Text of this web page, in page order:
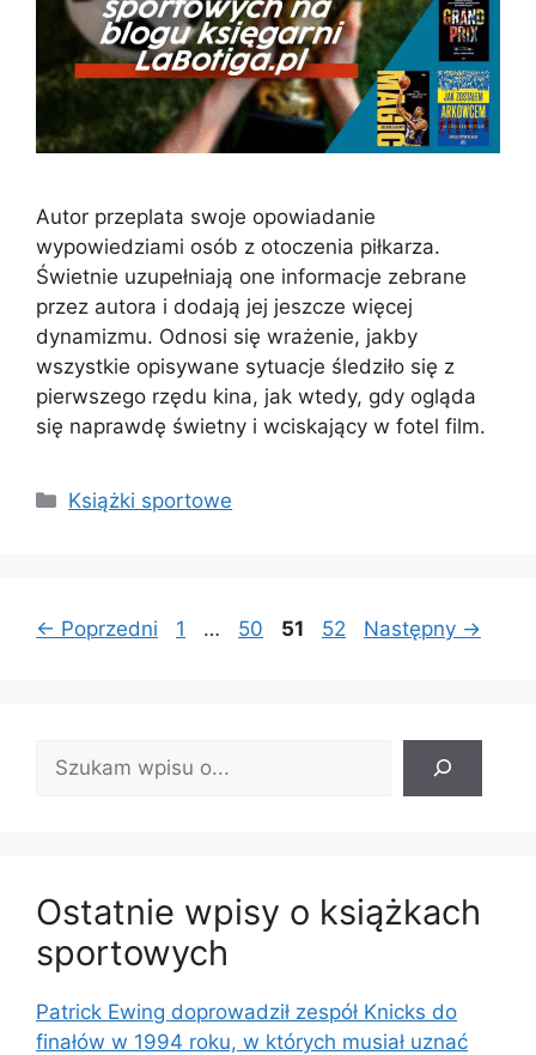
Autor przeplata swoje opowiadanie
wypowiedziami osób z otoczenia piłkarza.
Świetnie uzupełniają one informacje zebrane
przez autora i dodają jej jeszcze więcej
dynamizmu. Odnosi się wrażenie, jakby
wszystkie opisywane sytuacje śledziło się z
pierwszego rzędu kina, jak wtedy, gdy ogląda
się naprawdę świetny i wciskający w fotel film.
Kategorie
Książki sportowe
← Poprzedni Strona
1 … Strona
50 Strona
51 Strona
52 Następny →
wpis:
Ostatnie wpisy o książkach
sportowych
Patrick Ewing doprowadził zespół Knicks do
finałów w 1994 roku, w których musiał uznać